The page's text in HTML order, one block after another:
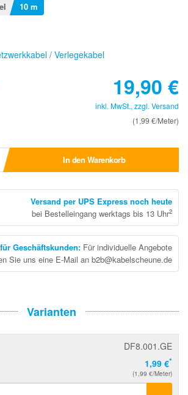
10 m
/ Verlegekabel
19,90 €
inkl. MwSt., zzgl. Versand
(1,99 €/Meter)
In den Warenkorb
Versand per UPS Express noch heute
bei Bestelleingang werktags bis 13 Uhr2
Geschäftskunden: Für individuelle Angebote
Sie uns eine E-Mail an b2b@kabelscheune.de
Varianten
DF8.001.GE
1,99 €*
(1,99 €/Meter)